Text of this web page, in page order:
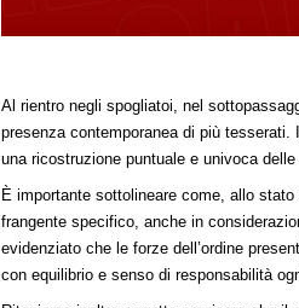
Al rientro negli spogliatoi, nel
presenza contemporanea di più
una ricostruzione puntuale e univoca
È importante sottolineare come, allo
frangente specifico, anche in
evidenziato che le forze dell’ordine
con equilibrio e senso di responsabilità